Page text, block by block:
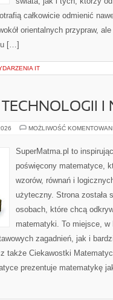
całkowicie odmienić
orientalnych przypraw,
[…]
IT
I
MOŻLIWOŚĆ
SuperMatma.pl to
poświęcony matematyce,
wzorów, równań i
użyteczny. Strona została
osobach, które chcą
matematyki. To miejsce,
zagadnień, jak i
także Ciekawostki
prezentuje matematykę